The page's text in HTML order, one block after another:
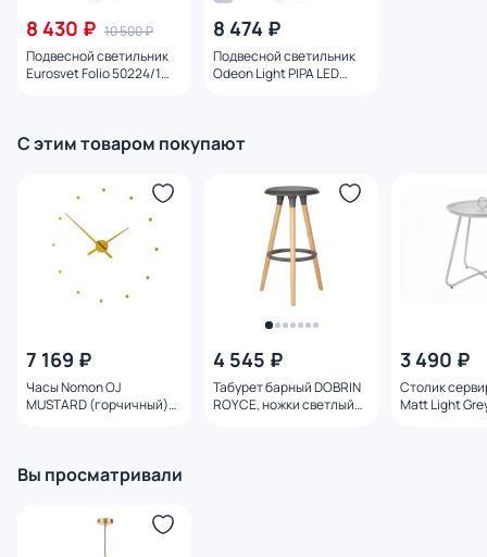
8 430 ₽ 10 500 ₽
Подвесной светильник
Eurosvet Folio 50224/1
8 474 ₽
Подвесной светильник
Odeon Light PIPA LED
С этим товаром покупают
7 169 ₽
Часы Nomon OJ
MUSTARD (горчичный)
4 545 ₽
Табурет барный DOBRIN
ROYCE, ножки светлый
3 490 ₽
Столик
Matt Light
Вы просматривали